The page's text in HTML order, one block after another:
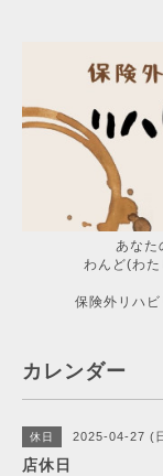
あなた
わんど(わ
保険外リハ
カレンダー
休日 2025-04-27 (
店休日